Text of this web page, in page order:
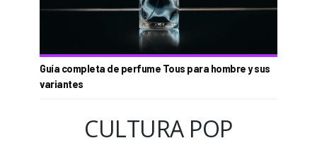
Guía completa de perfume Tous para hombre y sus
variantes
CULTURA POP